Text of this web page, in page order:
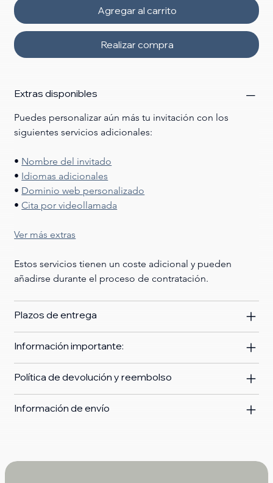
Agregar al carrito
Realizar compra
Extras disponibles
Puedes personalizar aún más tu invitación con los
siguientes servicios adicionales:
• Nombre del invitado
• Idiomas adicionales
• Dominio web personalizado
• Cita por videollamada
Ver más extras
Estos servicios tienen un coste adicional y pueden
añadirse durante el proceso de contratación.
Plazos de entrega
Información importante:
Política de devolución y reembolso
Información de envío